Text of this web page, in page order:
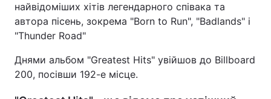
найвідоміших хітів легендарного співака та
автора пісень, зокрема "Born to Run", "Badlands" і
"Thunder Road"
Днями альбом "Greatest Hits" увійшов до Billboard
200, посівши 192-е місце.